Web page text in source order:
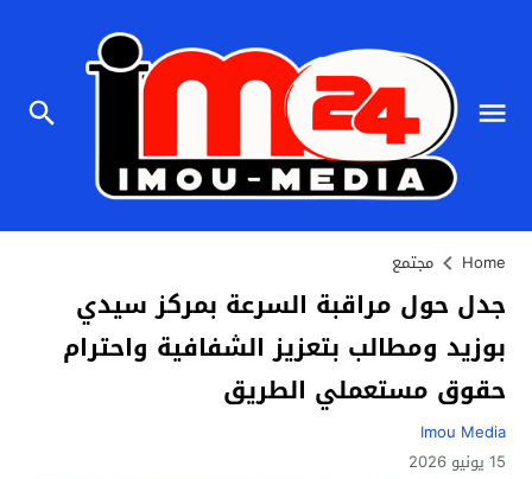
Home مجتمع
جدل حول مراقبة السرعة بمركز سيدي
بوزيد ومطالب بتعزيز الشفافية واحترام
حقوق مستعملي الطريق
Imou Media
15 يونيو 2026